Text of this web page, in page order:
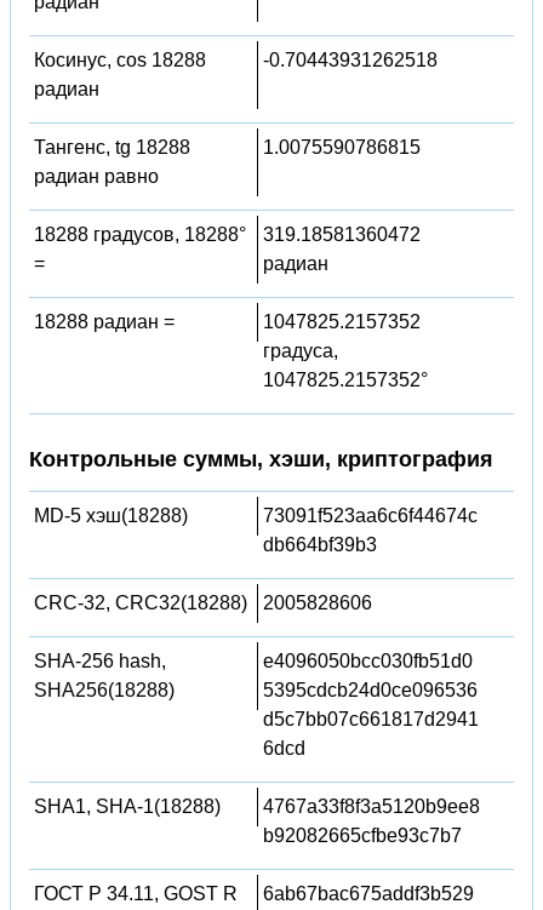
Косинус, cos 18288
радиан
-0.70443931262518
Тангенс, tg 18288
радиан равно
1.0075590786815
18288 градусов, 18288°
=
319.18581360472
радиан
18288 радиан =
1047825.2157352
градуса,
1047825.2157352°
Контрольные суммы, хэши, криптография
MD-5 хэш(18288)
73091f523aa6c6f44674c
db664bf39b3
CRC-32, CRC32(18288) 2005828606
SHA-256 hash,
SHA256(18288)
e4096050bcc030fb51d0
5395cdcb24d0ce096536
d5c7bb07c661817d2941
6dcd
SHA1, SHA-1(18288)
4767a33f8f3a5120b9ee8
b92082665cfbe93c7b7
ГОСТ Р 34.11, GOST R
6ab67bac675addf3b529